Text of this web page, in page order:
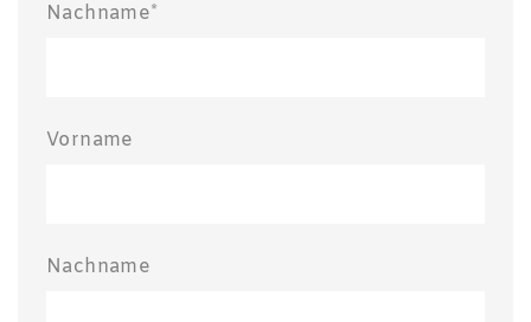
Nachname*
Vorname
Nachname